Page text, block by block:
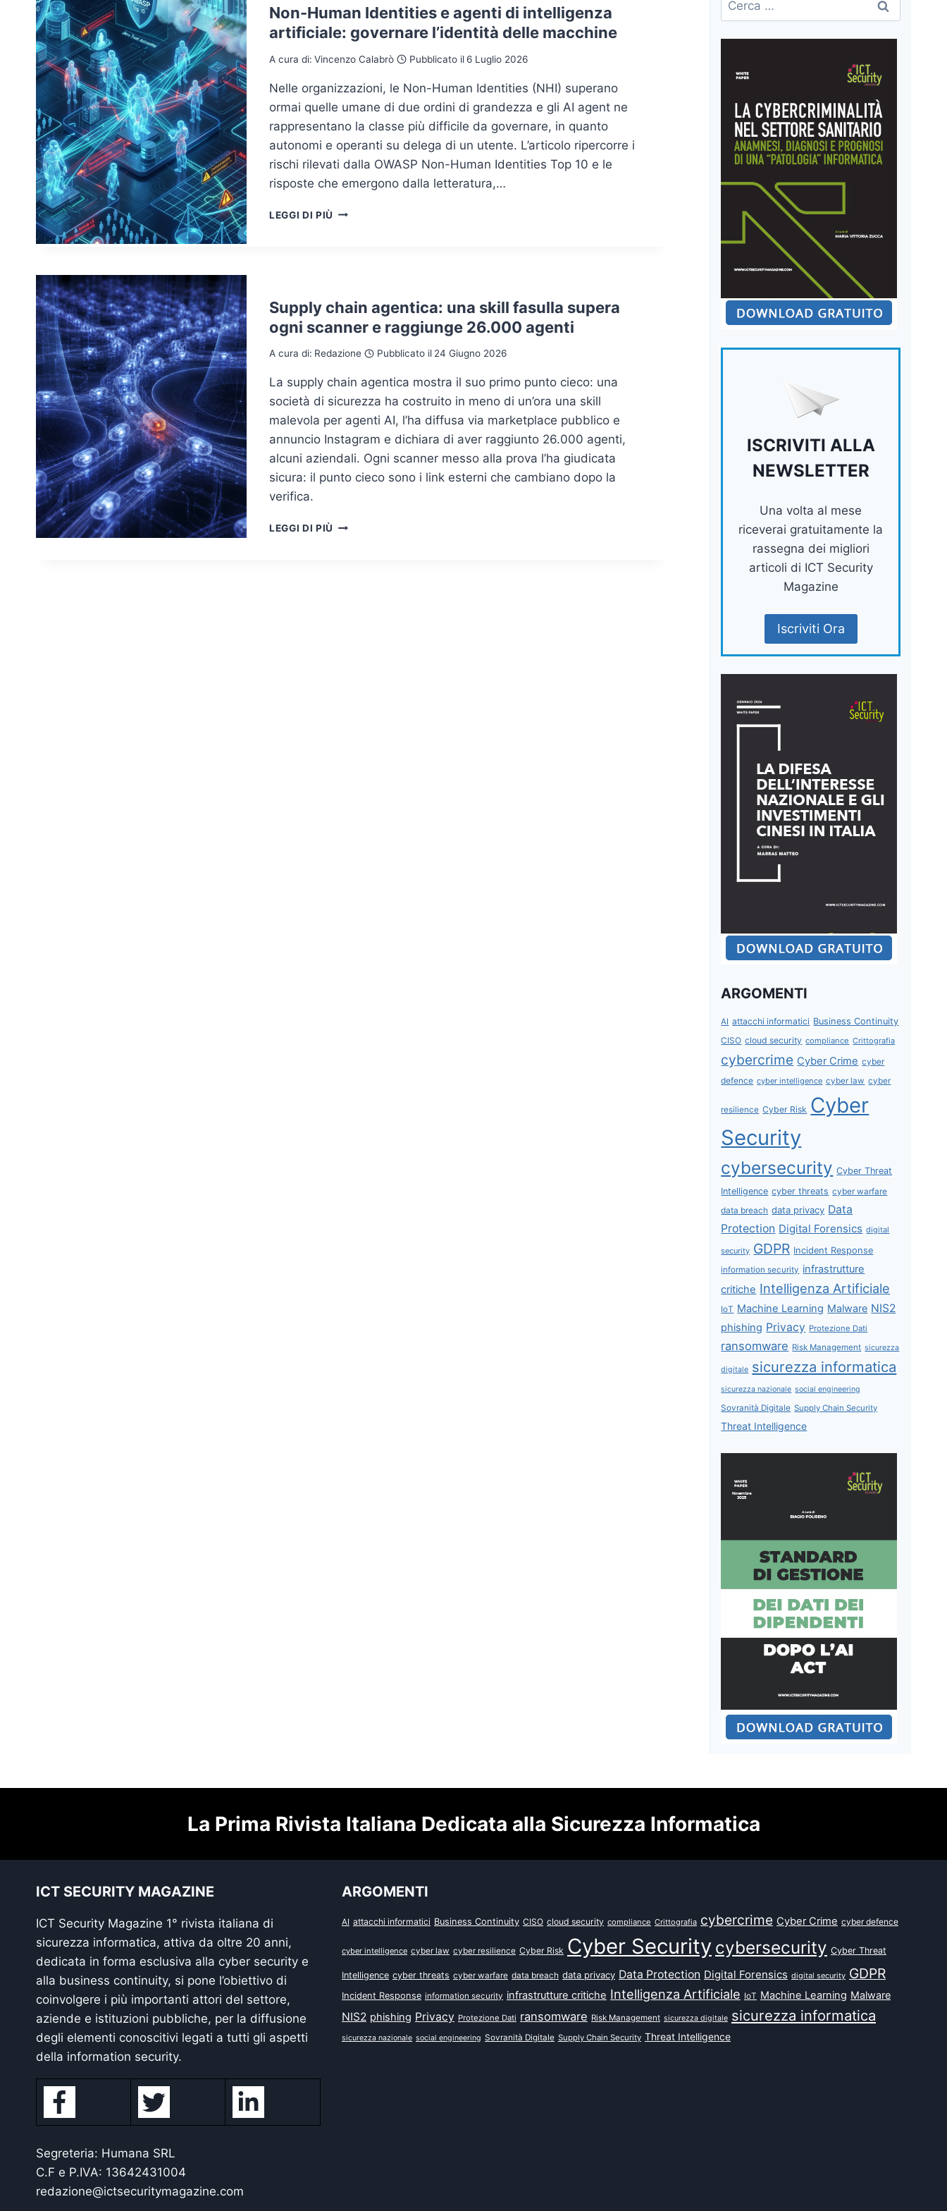
Non-Human Identities e agenti di intelligenza
artificiale: governare l’identità delle macchine
A cura di: Vincenzo Calabrò Pubblicato il 6 Luglio 2026
Nelle organizzazioni, le Non-Human Identities (NHI) superano
ormai quelle umane di due ordini di grandezza e gli AI agent ne
rappresentano la classe più difficile da governare, in quanto
autonomi e operanti su delega di un utente. L’articolo ripercorre i
rischi rilevati dalla OWASP Non-Human Identities Top 10 e le
risposte che emergono dalla letteratura,…
LEGGI DI PIÙ NON-
INTELLIGENZA
ARTIFICIALE:
GOVERNARE
DELLE
Supply chain agentica: una skill fasulla supera
ogni scanner e raggiunge 26.000 agenti
A cura di: Redazione Pubblicato il 24 Giugno 2026
La supply chain agentica mostra il suo primo punto cieco: una
società di sicurezza ha costruito in meno di un’ora una skill
malevola per agenti AI, l’ha diffusa via marketplace pubblico e
annuncio Instagram e dichiara di aver raggiunto 26.000 agenti,
alcuni aziendali. Ogni scanner messo alla prova l’ha giudicata
sicura: il punto cieco sono i link esterni che cambiano dopo la
verifica.
LEGGI DI PIÙ SUPPLY
per:
ISCRIVITI ALLA
NEWSLETTER
Una volta al mese
riceverai gratuitamente la
rassegna dei migliori
articoli di ICT Security
Magazine
Iscriviti Ora
ARGOMENTI
AI attacchi informatici Business Continuity
CISO cloud security compliance Crittografia
cybercrime Cyber Crime cyber
defence cyber intelligence cyber law cyber
resilience Cyber Risk Cyber
Security
cybersecurity Cyber Threat
Intelligence cyber threats cyber warfare
data breach data privacy Data
Protection Digital Forensics digital
security GDPR Incident Response
information security infrastrutture
critiche Intelligenza Artificiale
IoT Machine Learning Malware NIS2
phishing Privacy Protezione Dati
ransomware Risk Management sicurezza
digitale sicurezza informatica
sicurezza nazionale social engineering
Sovranità Digitale Supply Chain Security
Threat Intelligence
La Prima Rivista Italiana Dedicata alla Sicurezza Informatica
ICT SECURITY MAGAZINE
ICT Security Magazine 1° rivista italiana di
sicurezza informatica, attiva da oltre 20 anni,
dedicata in forma esclusiva alla cyber security e
alla business continuity, si pone l’obiettivo di
coinvolgere i più importanti attori del settore,
aziende e istituzioni pubbliche, per la diffusione
degli elementi conoscitivi legati a tutti gli aspetti
della information security.
Segreteria: Humana SRL
C.F e P.IVA: 13642431004
redazione@ictsecuritymagazine.com
ARGOMENTI
AI attacchi informatici Business Continuity CISO cloud security compliance Crittografia cybercrime Cyber Crime cyber defence
cyber intelligence cyber law cyber resilience Cyber Risk Cyber Security cybersecurity Cyber Threat
Intelligence cyber threats cyber warfare data breach data privacy Data Protection Digital Forensics digital security GDPR
Incident Response information security infrastrutture critiche Intelligenza Artificiale IoT Machine Learning Malware
NIS2 phishing Privacy Protezione Dati ransomware Risk Management sicurezza digitale sicurezza informatica
sicurezza nazionale social engineering Sovranità Digitale Supply Chain Security Threat Intelligence